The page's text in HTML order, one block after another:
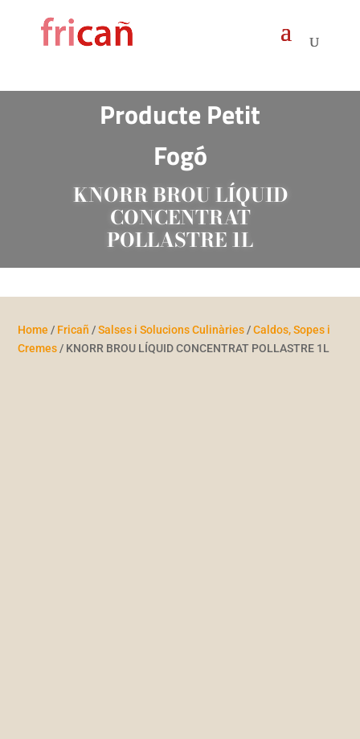
Producte Petit
Fogó
KNORR BROU LÍQUID
CONCENTRAT
POLLASTRE 1L
Home / Fricañ /Salses i Solucions Culinàries/Caldos, Sopes i
Cremes/ KNORR BROU LÍQUID CONCENTRAT POLLASTRE 1L